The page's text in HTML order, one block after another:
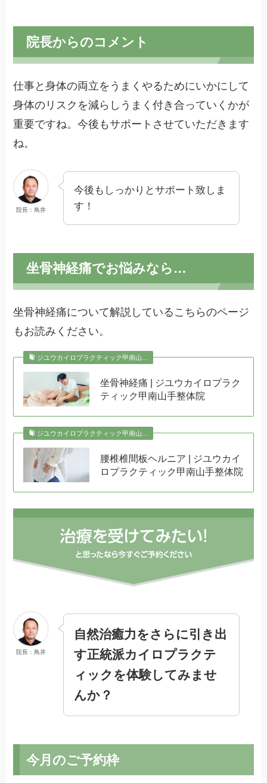
院長からのコメント
仕事と身体の両立をうまくやるためにいかにして
身体のリスクを減らしうまく付き合っていくかが
重要ですね。今後もサポートさせていただきます
ね。
院長：鳥井
今後もしっかりとサポート致しま
す！
坐骨神経痛でお悩みなら…
坐骨神経痛について解説しているこちらのページ
もお読みください。
ジユウカイロプラクティック甲南山…
坐骨神経痛 | ジユウカイロプラク
ティック甲南山手整体院
ジユウカイロプラクティック甲南山…
腰椎椎間板ヘルニア | ジユウカイ
ロプラクティック甲南山手整体院
院長：鳥井
自然治癒力をさらに引き出
す正統派カイロプラクテ
ィックを体験してみませ
んか？
今月のご予約枠